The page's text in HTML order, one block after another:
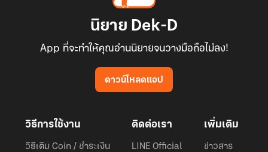
นิยาย Dek-D
App ที่จะทำให้คุณอ่านนิยายจนวางมือถือไม่ลง!
ดาวน์โหลดแอป
วิธีการใช้งาน
วิธีเติม Coin / ชำระเงิน
ติดต่อเรา
LINE Official
เพิ่มเติม
ข่าวสาร